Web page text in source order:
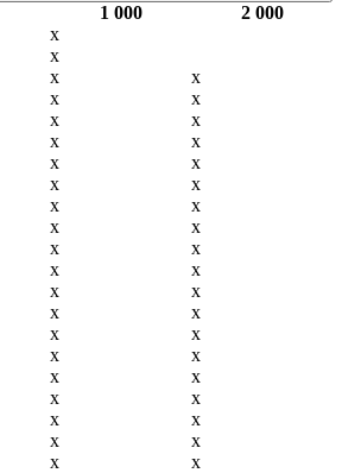
1 000
2 000
х
х
х
х
х
х
х
х
х
х
х
х
х
х
х
х
х
х
х
х
х
x
х
х
х
х
х
х
х
х
х
х
х
х
х
х
х
х
х х